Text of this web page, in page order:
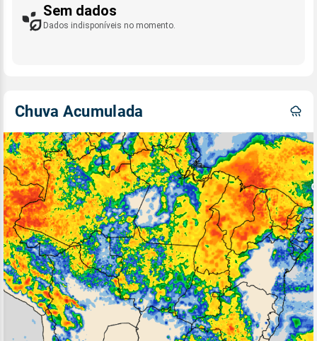
Sem dados
Dados indisponíveis no momento.
Chuva Acumulada